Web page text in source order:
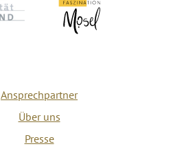
Ansprechpartner
Über uns
Presse